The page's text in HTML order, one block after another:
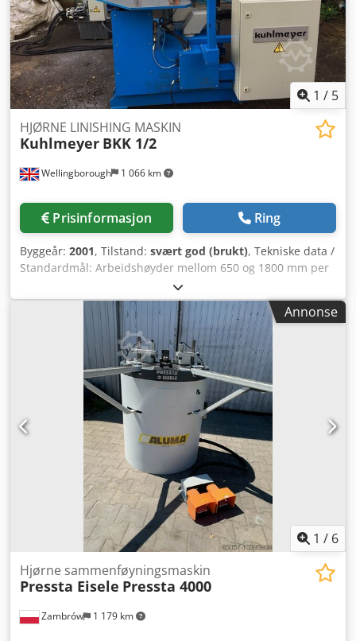
1 / 5
Wellingborough 1 066 km
HJØRNE LINISHING MASKIN
Kuhlmeyer BKK 1/2
Prisinformasjon Ring
Byggeår: 2001, Tilstand: svært god (brukt), Tekniske data /
Standardmål: Arbeidshøyder mellom 650 og 1800 mm per
slipeenhet Chsdpeign Idofx Aknja Oscillasjonsvinkel 0° til
90° Venstre/høyre-justering med bruk av 2 slipeenheter
opptil 2200 mm Styring Siemens Motoreffekt 3,0 kW
Slipebåndhastighet opptil 25 m/s Pneumatisk
slipebåndstramming
Annonse
1 / 6
Zambrów 1 179 km
Hjørne sammenføyningsmaskin
Pressta Eisele Pressta 4000